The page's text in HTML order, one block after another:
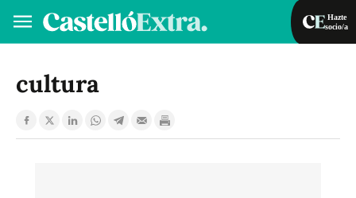
Hazte
socio/a
VA
cultura